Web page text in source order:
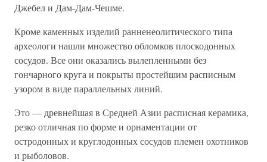
Джебел и Дам-Дам-Чешме.
Кроме каменных изделий ранненеолитического типа
археологи нашли множество обломков плоскодонных
сосудов. Все они оказались вылепленными без
гончарного круга и покрыты простейшим расписным
узором в виде параллельных линий.
Это — древнейшая в Средней Азии расписная керамика,
резко отличная по форме и орнаментации от
остродонных и круглодонных сосудов племен охотников
и рыболовов.